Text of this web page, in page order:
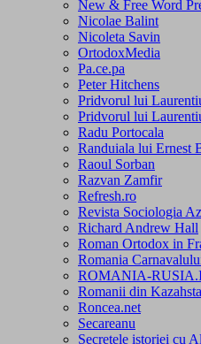
New & Free Word
Nicolae Balint
Nicoleta Savin
OrtodoxMedia
Pa.ce.pa
Peter Hitchens
Pridvorul lui
Pridvorul lui
Radu Portocala
Randuiala lui Ernest
Raoul Sorban
Razvan Zamfir
Refresh.ro
Revista Sociologia
Richard Andrew Hall
Roman Ortodox in
Romania
ROMANIA-
Romanii din
Roncea.net
Secareanu
Secretele istoriei cu